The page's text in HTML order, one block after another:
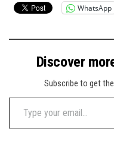
WhatsApp
Discover
Subscribe to get
Type your email…